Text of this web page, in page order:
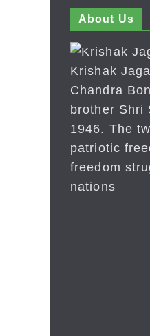
About Us
Krishak
Chandra
brother Shri
1946. The
patriotic
freedom
nations